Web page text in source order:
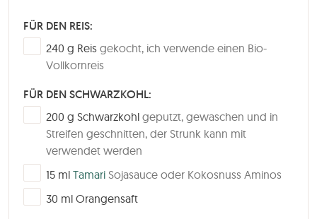
FÜR DEN REIS:
▢
240 g Reis gekocht, ich verwende einen Bio-
Vollkornreis
FÜR DEN SCHWARZKOHL:
▢
200 g Schwarzkohl geputzt, gewaschen und in
Streifen geschnitten, der Strunk kann mit
verwendet werden
▢
15 ml Tamari Sojasauce oder Kokosnuss Aminos
▢
30 ml Orangensaft